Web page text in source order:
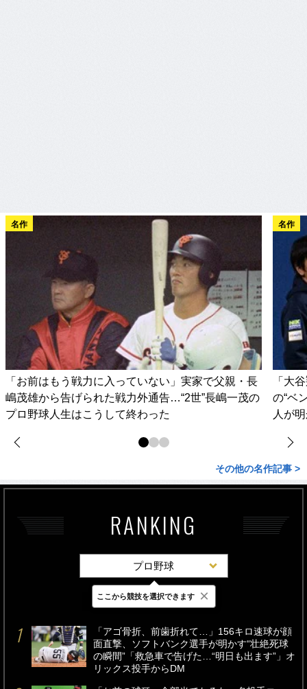
名作
「お前はもう戦力に入っていない」実家で父親・長
嶋茂雄から告げられた戦力外通告…“2世”長嶋一茂の
プロ野球人生はこうして終わった
名作
「大
の“ベ
人が
その他の名作記事 >
RANKING
プロ野球
最新 24時間 週間
「アゴ骨折、前歯折れて…」156キロ速球が顔
面直撃、ソフトバンク選手が明かす“壮絶死球
の瞬間”「救急車で告げた…“明日も出ます”」オ
リックス投手からDM
ここから競技を選択できます ×